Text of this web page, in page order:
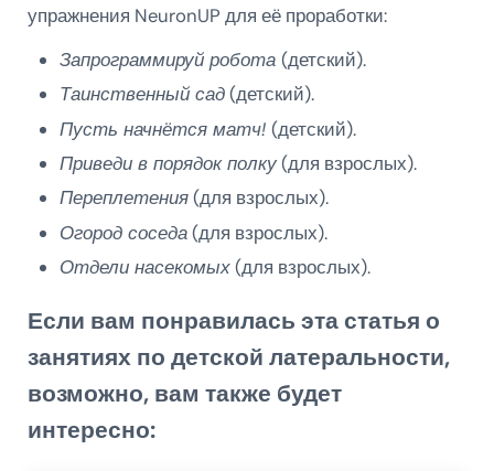
упражнения NeuronUP для её проработки:
Запрограммируй робота(детский).
Таинственный сад(детский).
Пусть начнётся матч!(детский).
Приведи в порядок полку(для взрослых).
Переплетения(для взрослых).
Огород соседа(для взрослых).
Отдели насекомых(для взрослых).
Если вам понравилась эта статья о
занятиях по детской латеральности,
возможно, вам также будет
интересно: